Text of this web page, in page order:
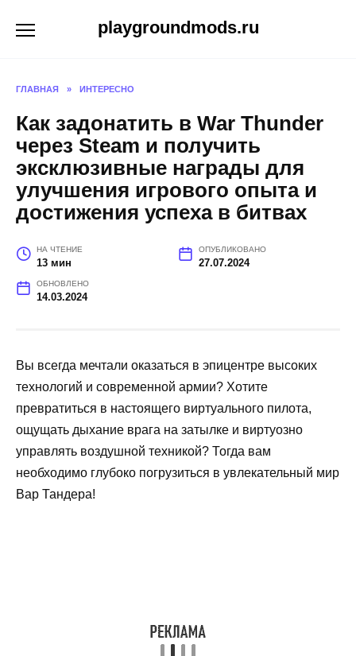
playgroundmods.ru
ГЛАВНАЯ » ИНТЕРЕСНО
Как задонатить в War Thunder
через Steam и получить
эксклюзивные награды для
улучшения игрового опыта и
достижения успеха в битвах
НА ЧТЕНИЕ
13 мин
ОПУБЛИКОВАНО
27.07.2024
ОБНОВЛЕНО
14.03.2024
Вы всегда мечтали оказаться в эпицентре высоких
технологий и современной армии? Хотите
превратиться в настоящего виртуального пилота,
ощущать дыхание врага на затылке и виртуозно
управлять воздушной техникой? Тогда вам
необходимо глубоко погрузиться в увлекательный мир
Вар Тандера!